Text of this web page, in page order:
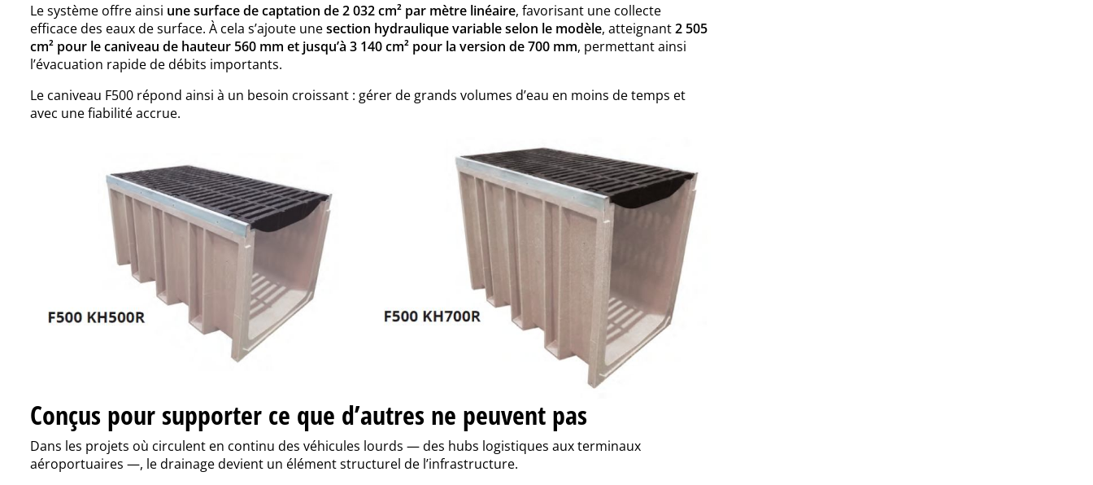
Le système offre ainsi une surface de captation de 2 032 cm² par mètre linéaire, favorisant une collecte
efficace des eaux de surface. À cela s’ajoute unesection hydraulique variable selon le modèle, atteignant2 505
cm² pour le caniveau de hauteur 560 mm et jusqu’à 3 140 cm² pour la version de 700 mm, permettant ainsi
l’évacuation rapide de débits importants.
Le caniveau F500 répond ainsi à un besoin croissant : gérer de grands volumes d’eau en moins de temps et
avec une fiabilité accrue.
Conçus pour supporter ce que d’autres ne peuvent pas
Dans les projets où circulent en continu des véhicules lourds — des hubs logistiques aux terminaux
aéroportuaires —, le drainage devient un élément structurel de l’infrastructure.